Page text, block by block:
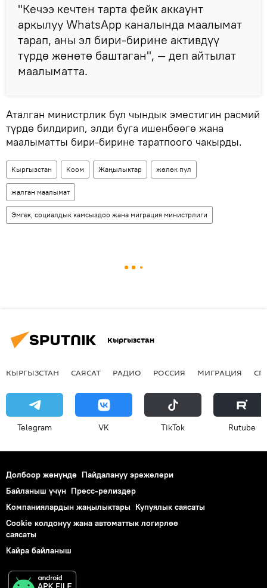
"Кечээ кечтен тарта фейк аккаунт
аркылуу WhatsApp каналында маалымат
тарап, аны эл бири-бирине активдүү
түрдө жөнөтө баштаган", — деп айтылат
маалыматта.
Аталган министрлик бул чындык эместигин расмий
түрдө билдирип, элди буга ишенбөөгө жана
маалыматты бири-бирине таратпоого чакырды.
Кыргызстан Коом Жаңылыктар жөлөк пул
жалган маалымат
Эмгек, социалдык камсыздоо жана миграция министрлиги
Кыргызстан
КЫРГЫЗСТАН САЯСАТ РАДИО РОССИЯ МИГРАЦИЯ
Telegram VK ТikТоk Rutube
Долбоор жөнүндө Пайдалануу эрежелери
Байланыш үчүн Пресс-релиздер
Компаниялардын жаңылыктары Купуялык саясаты
Cookie колдонуу жана автоматтык логирлөө
саясаты
Кайра байланыш